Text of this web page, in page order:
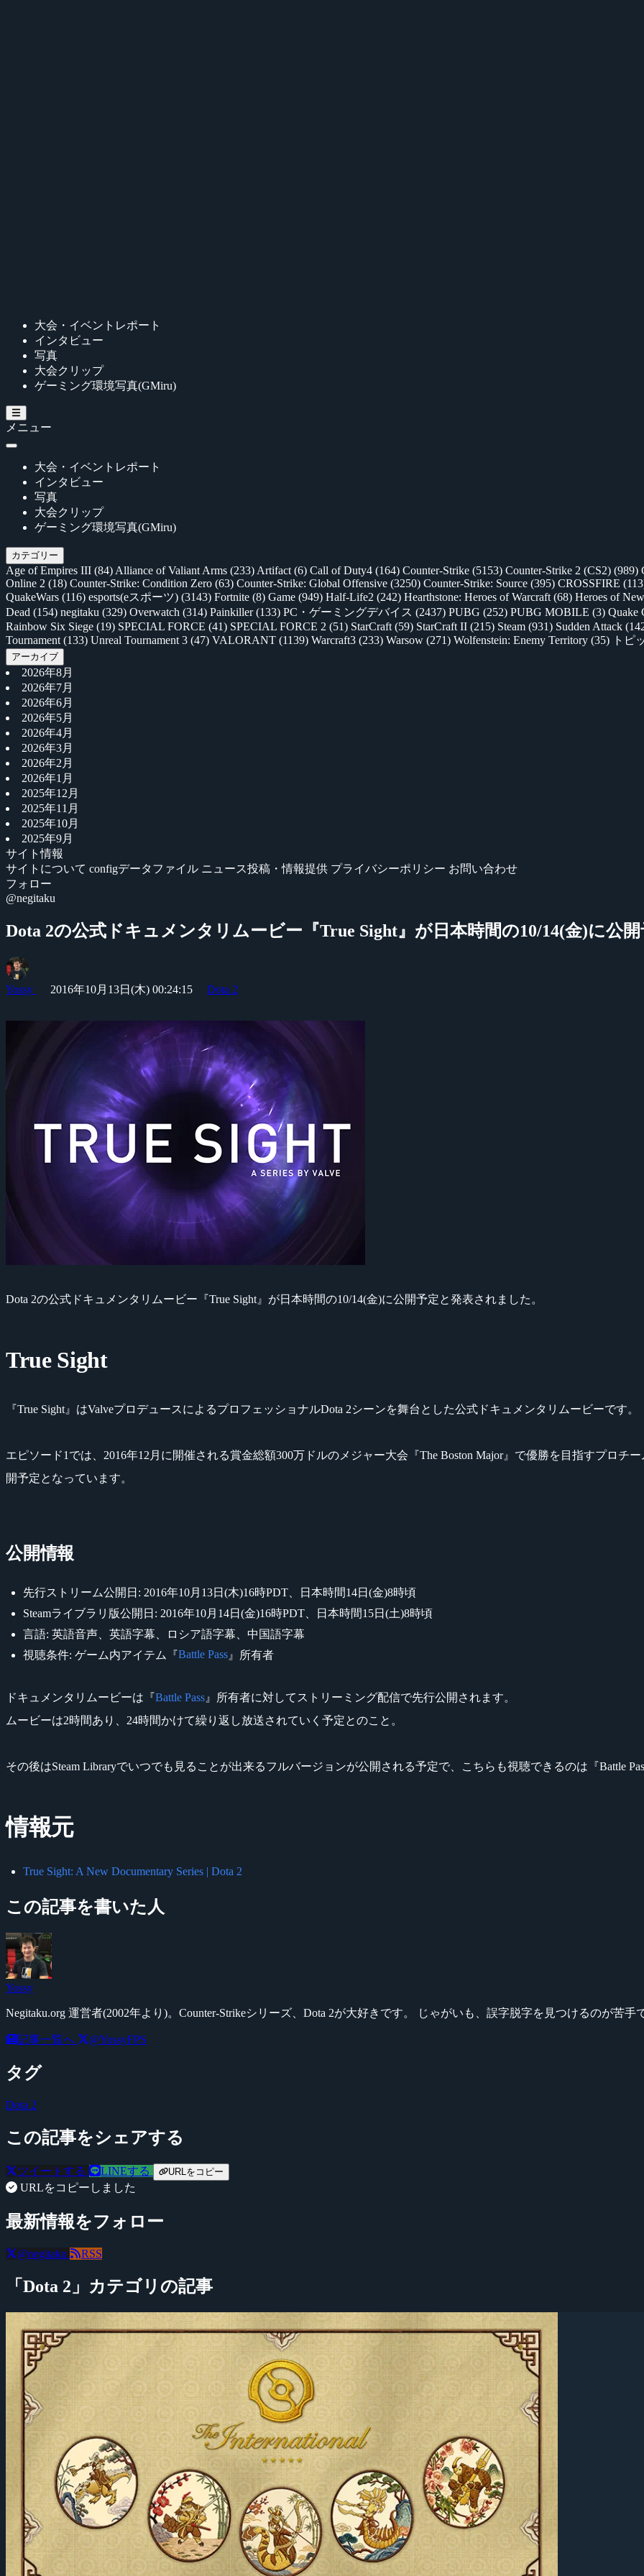
大会・イベントレポート
インタビュー
写真
大会クリップ
ゲーミング環境写真(GMiru)
メニュー
大会・イベントレポート
インタビュー
写真
大会クリップ
ゲーミング環境写真(GMiru)
カテゴリー
Age of Empires III (84) Alliance of Valiant Arms (233) Artifact (6) Call of Duty4 (164) Counter-Strike (5153) Counter-Strike 2 (CS2) (989)
Online 2 (18) Counter-Strike: Condition Zero (63) Counter-Strike: Global Offensive (3250) Counter-Strike: Source (395) CROSSFIRE
QuakeWars (116) esports(eスポーツ) (3143) Fortnite (8) Game (949) Half-Life2 (242) Hearthstone: Heroes of Warcraft (68) Heroes of
Dead (154) negitaku (329) Overwatch (314) Painkiller(133) PC・ゲーミングデバイス (2437) PUBG (252) PUBG MOBILE (3) Quake
Rainbow Six Siege (19) SPECIAL FORCE (41) SPECIAL FORCE 2 (51) StarCraft (59) StarCraft II (215) Steam (931) Sudden Attack
Tournament (133) Unreal Tournament 3 (47) VALORANT (1139) Warcraft3 (233) Warsow (271) Wolfenstein: Enemy Territory (35) トピ
アーカイブ
2026年8月
2026年7月
2026年6月
2026年5月
2026年4月
2026年3月
2026年2月
2026年1月
2025年12月
2025年11月
2025年10月
2025年9月
サイト情報
サイトについて configデータファイル ニュース投稿・情報提供 プライバシーポリシー お問い合わせ
フォロー
@negitaku
Dota 2の公式ドキュメンタリムービー『True Sight』が日本時間の10/14(金)に公
Yossy 2016年10月13日(木) 00:24:15 Dota 2
Dota 2の公式ドキュメンタリムービー『True Sight』が日本時間の10/14(金)に公開予定と発表されました。
True Sight
『True Sight』はValveプロデュースによるプロフェッショナルDota 2シーンを舞台とした公式ドキュメンタリムービーです。
エピソード1では、2016年12月に開催される賞金総額300万ドルのメジャー大会『The Boston Major』で優勝を目指すプロチ
開予定となっています。
公開情報
先行ストリーム公開日: 2016年10月13日(木)16時PDT、日本時間14日(金)8時頃
Steamライブラリ版公開日: 2016年10月14日(金)16時PDT、日本時間15日(土)8時頃
言語: 英語音声、英語字幕、ロシア語字幕、中国語字幕
視聴条件: ゲーム内アイテム『Battle Pass 』所有者
ドキュメンタリムービーは『Battle Pass 』所有者に対してストリーミング配信で先行公開されます。
ムービーは2時間あり、24時間かけて繰り返し放送されていく予定とのこと。
その後はSteam Libraryでいつでも見ることが出来るフルバージョンが公開される予定で、こちらも視聴できるのは『Battle
情報元
True Sight: A New Documentary Series | Dota 2
この記事を書いた人
Yossy
Negitaku.org 運営者(2002年より)。Counter-Strikeシリーズ、Dota 2が大好きです。 じゃがいも、誤字脱字を見つけるのが苦
記事一覧へ @YossyFPS
タグ
Dota 2
この記事をシェアする
ツイートする LINEする URLをコピー
URLをコピーしました
最新情報をフォロー
@negitaku RSS
「Dota 2」カテゴリの記事